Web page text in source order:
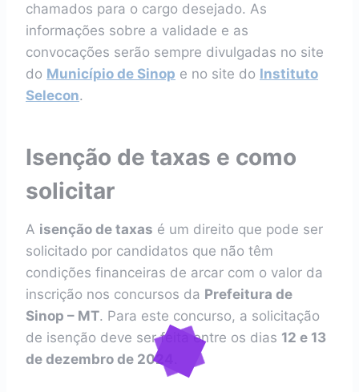
chamados para o cargo desejado. As
informações sobre a validade e as
convocações serão sempre divulgadas no site
do Município de Sinop e no site do Instituto
Selecon.
Isenção de taxas e como
solicitar
A isenção de taxas é um direito que pode ser
solicitado por candidatos que não têm
condições financeiras de arcar com o valor da
inscrição nos concursos da Prefeitura de
Sinop – MT. Para este concurso, a solicitação
de isenção deve ser feita entre os dias 12 e 13
de dezembro de 2024